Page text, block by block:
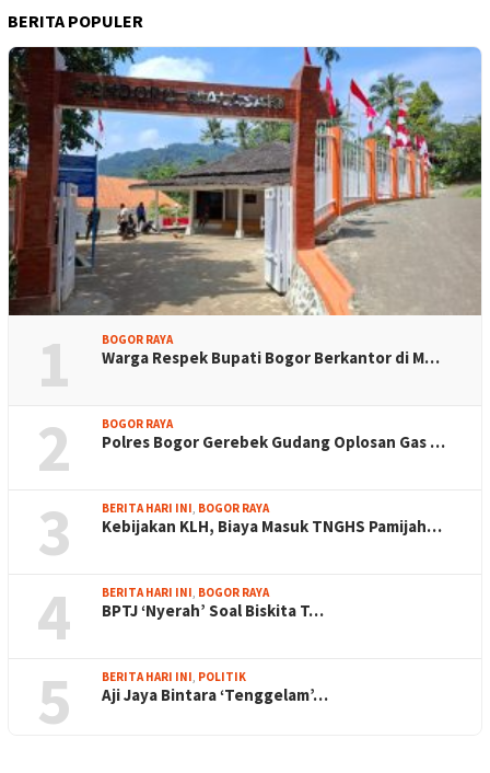
BERITA POPULER
1 BOGOR RAYA
Warga Respek Bupati Bogor Berkantor di M…
2 BOGOR RAYA
Polres Bogor Gerebek Gudang Oplosan Gas …
3 BERITA HARI INI, BOGOR RAYA
Kebijakan KLH, Biaya Masuk TNGHS Pamijah…
4 BERITA HARI INI, BOGOR RAYA
BPTJ ‘Nyerah’ Soal Biskita T…
5 BERITA HARI INI, POLITIK
Aji Jaya Bintara ‘Tenggelam’…